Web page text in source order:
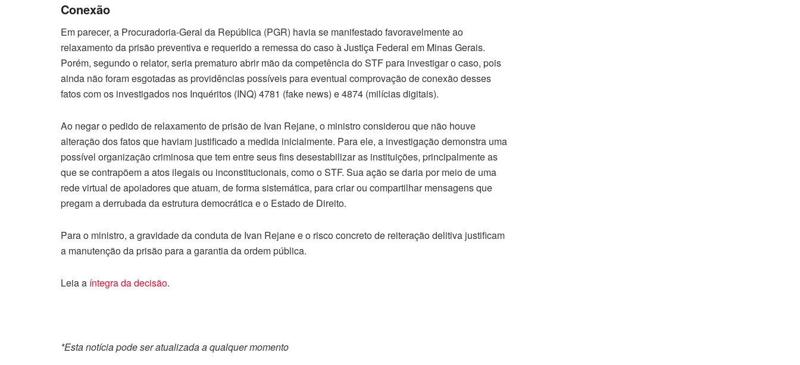
Conexão
Em parecer, a Procuradoria-Geral da República (PGR) havia se manifestado favoravelmente ao
relaxamento da prisão preventiva e requerido a remessa do caso à Justiça Federal em Minas Gerais.
Porém, segundo o relator, seria prematuro abrir mão da competência do STF para investigar o caso, pois
ainda não foram esgotadas as providências possíveis para eventual comprovação de conexão desses
fatos com os investigados nos Inquéritos (INQ) 4781 (fake news) e 4874 (milícias digitais).
Ao negar o pedido de relaxamento de prisão de Ivan Rejane, o ministro considerou que não houve
alteração dos fatos que haviam justificado a medida inicialmente. Para ele, a investigação demonstra uma
possível organização criminosa que tem entre seus fins desestabilizar as instituições, principalmente as
que se contrapõem a atos ilegais ou inconstitucionais, como o STF. Sua ação se daria por meio de uma
rede virtual de apoiadores que atuam, de forma sistemática, para criar ou compartilhar mensagens que
pregam a derrubada da estrutura democrática e o Estado de Direito.
Para o ministro, a gravidade da conduta de Ivan Rejane e o risco concreto de reiteração delitiva justificam
a manutenção da prisão para a garantia da ordem pública.
Leia a íntegra da decisão.
*Esta notícia pode ser atualizada a qualquer momento